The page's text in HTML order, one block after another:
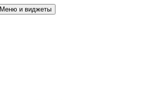
Меню и виджеты